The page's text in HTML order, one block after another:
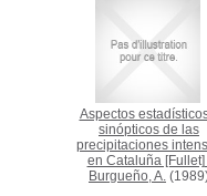
Aspectos
sinópticos de las
precipitaciones
en Cataluña [Fullet]
Burgueño, A.